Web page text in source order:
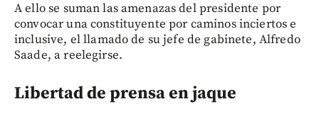
A ello se suman las amenazas del presidente por
convocar una constituyente por caminos inciertos e
inclusive, el llamado de su jefe de gabinete, Alfredo
Saade, a reelegirse.
Libertad de prensa en jaque